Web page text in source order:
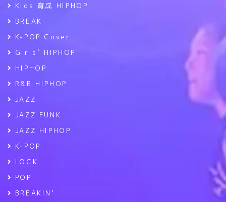
Kids 育成 HIPHOP
BREAK
K-POP Cover
Girls’ HIPHOP
HIPHOP
R&B HIPHOP
JAZZ
JAZZ FUNK
JAZZ HIPHOP
K-POP
LOCK
POP
BREAKIN’